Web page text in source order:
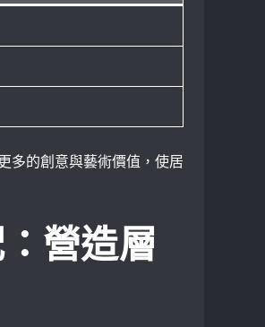
多的創意與藝術價值，使居
營造層